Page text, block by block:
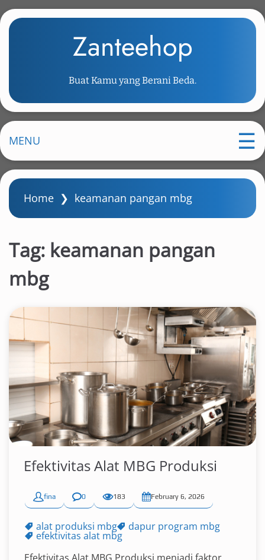
k
m
i
n
o
Zanteehop
Buat Kamu yang Berani Beda.
MENU
Home ❯ keamanan pangan mbg
Tag: keamanan pangan
mbg
Efektivitas Alat MBG Produksi
fina 0 183 February 6, 2026
alat produksi mbg dapur program mbg
efektivitas alat mbg